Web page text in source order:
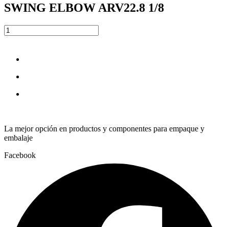
SWING ELBOW ARV22.8 1/8
SWING
ELBOW
La mejor opción en productos y componentes para empaque y
embalaje
Facebook